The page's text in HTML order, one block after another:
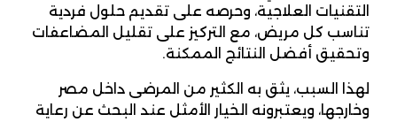
التقنيات العلاجية، وحرصه على تقديم حلول فردية
تناسب كل مريض، مع التركيز على تقليل المضاعفات
وتحقيق أفضل النتائج الممكنة.
لهذا السبب، يثق به الكثير من المرضى داخل مصر
وخارجها، ويعتبرونه الخيار الأمثل عند البحث عن رعاية